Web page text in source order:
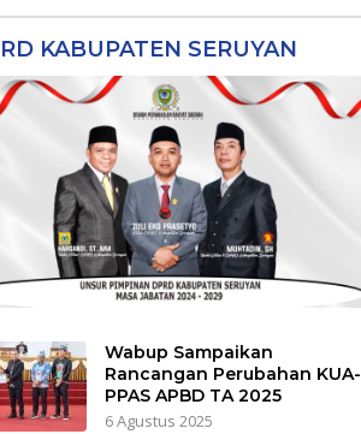
KABUPATEN SERUYAN
Wabup Sampaikan
Rancangan Perubahan KUA-
PPAS APBD TA 2025
6 Agustus 2025